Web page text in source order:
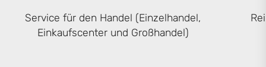
Service für den Handel (Einzelhandel,
Einkaufscenter und Großhandel)